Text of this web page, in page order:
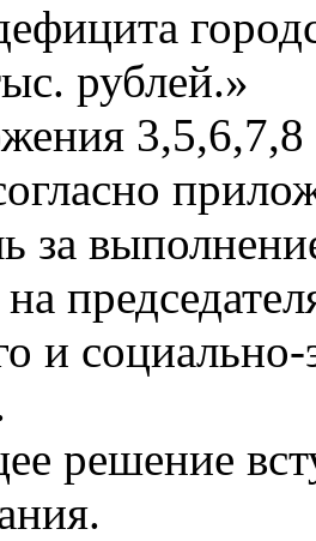
рублей.»
за
и
решение